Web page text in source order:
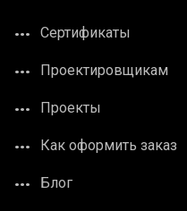
Сертификаты
Проектировщикам
Проекты
Как оформить заказ
Блог